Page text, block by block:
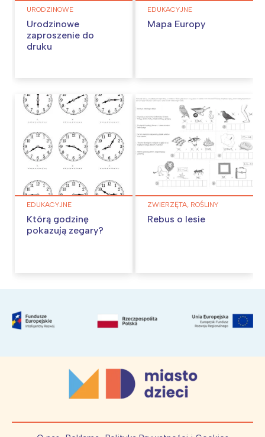
URODZINOWE
Urodzinowe
zaproszenie do
druku
EDUKACYJNE
Mapa Europy
EDUKACYJNE
Którą godzinę
pokazują zegary?
ZWIERZĘTA, ROŚLINY
Rebus o lesie